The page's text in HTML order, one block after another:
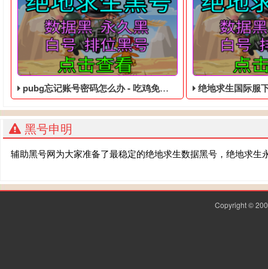
pubg忘记账号密码怎么办 - 吃鸡免费的永久黑号 绝地求生国际服下载安
黑号申明
辅助黑号网为大家准备了最稳定的绝地求生数据黑号，绝地求
Copyright ©